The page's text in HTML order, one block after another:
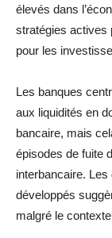
élevés dans
stratégies actives
pour les
Les banques
aux liquidités en
bancaire, mais
épisodes de fuite
interbancaire.
développés
malgré le